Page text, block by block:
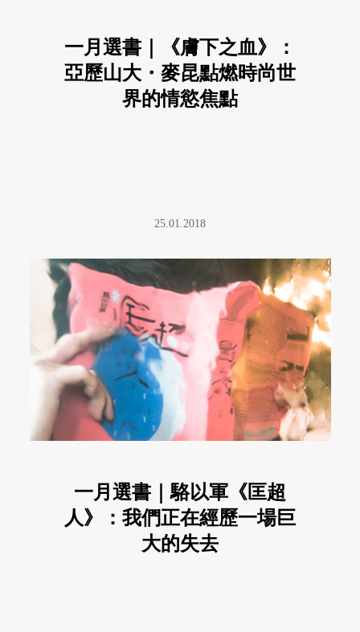
一月選書｜《膚下之血》：
亞歷山大・麥昆點燃時尚世
界的情慾焦點
25.01.2018
一月選書｜駱以軍《匡超
人》：我們正在經歷一場巨
大的失去